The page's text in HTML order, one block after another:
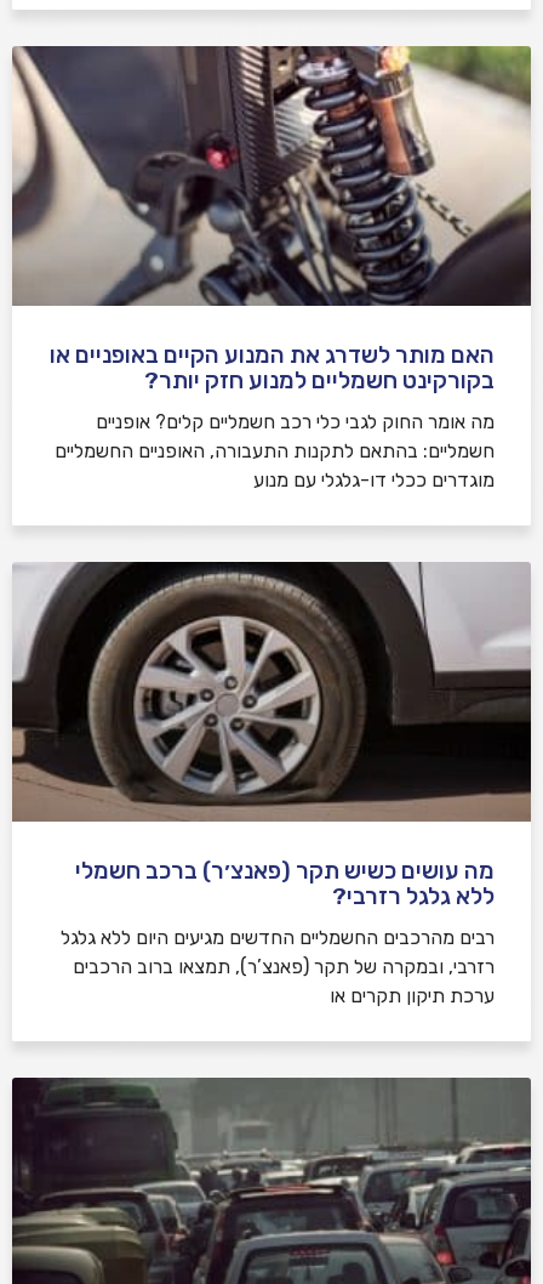
האם מותר לשדרג את המנוע הקיים באופניים או
בקורקינט חשמליים למנוע חזק יותר?
מה אומר החוק לגבי כלי רכב חשמליים קלים? אופניים
חשמליים: בהתאם לתקנות התעבורה, האופניים החשמליים
מוגדרים ככלי דו-גלגלי עם מנוע
מה עושים כשיש תקר (פאנצ׳ר) ברכב חשמלי
ללא גלגל רזרבי?
רבים מהרכבים החשמליים החדשים מגיעים היום ללא גלגל
רזרבי, ובמקרה של תקר (פאנצ’ר), תמצאו ברוב הרכבים
ערכת תיקון תקרים או